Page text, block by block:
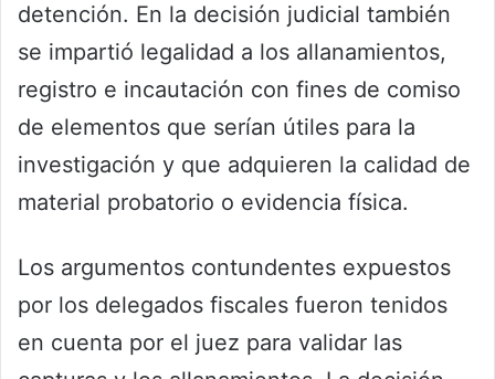
detención. En la decisión judicial también
se impartió legalidad a los allanamientos,
registro e incautación con fines de comiso
de elementos que serían útiles para la
investigación y que adquieren la calidad de
material probatorio o evidencia física.
Los argumentos contundentes expuestos
por los delegados fiscales fueron tenidos
en cuenta por el juez para validar las